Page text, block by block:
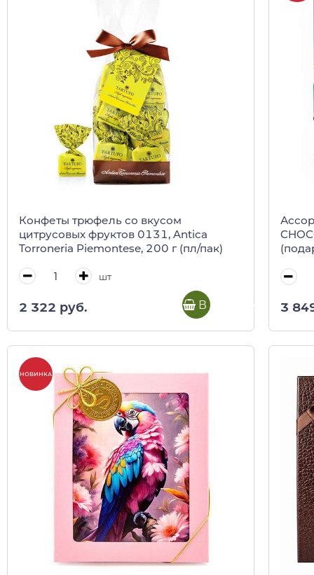
Конфеты трюфель со вкусом
цитрусовых фруктов 0131, Antica
Torroneria Piemontese, 200 г (пл/пак)
шт
2 322 руб. В корзину 3
НОВИНКА